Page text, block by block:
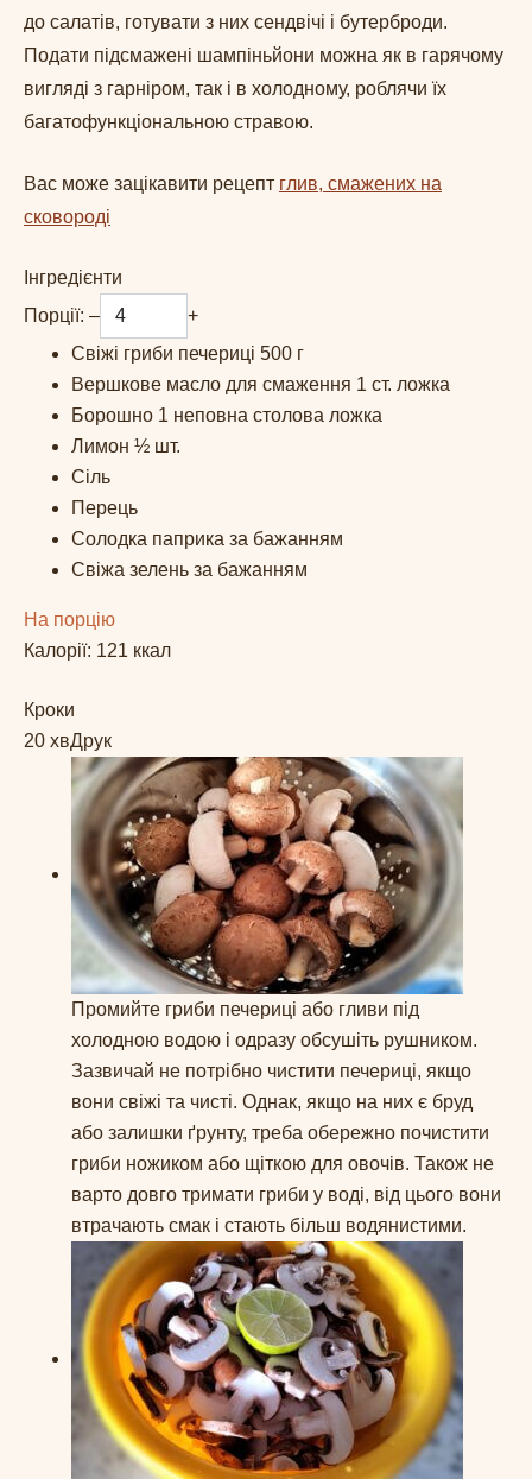
до салатів, готувати з них сендвічі і бутерброди.
Подати підсмажені шампіньйони можна як в гарячому
вигляді з гарніром, так і в холодному, роблячи їх
багатофункціональною стравою.
Вас може зацікавити рецепт глив, смажених на
сковороді
Інгредієнти
Порції: –
+
Свіжі гриби печериці 500 г
Вершкове масло для смаження 1 ст. ложка
Борошно 1 неповна столова ложка
Лимон ½ шт.
Сіль
Перець
Солодка паприка за бажанням
Свіжа зелень за бажанням
На порцію
Калорії: 121 ккал
Кроки
20 хвДрук
Промийте гриби печериці або гливи під
холодною водою і одразу обсушіть рушником.
Зазвичай не потрібно чистити печериці, якщо
вони свіжі та чисті. Однак, якщо на них є бруд
або залишки ґрунту, треба обережно почистити
гриби ножиком або щіткою для овочів. Також не
варто довго тримати гриби у воді, від цього вони
втрачають смак і стають більш водянистими.